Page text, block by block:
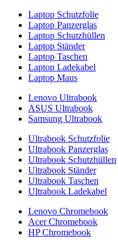
Laptop Schutzfolie
Laptop Panzerglas
Laptop Schutzhüllen
Laptop Ständer
Laptop Taschen
Laptop Ladekabel
Laptop Maus
Lenovo Ultrabook
ASUS Ultrabook
Samsung Ultrabook
Ultrabook Schutzfolie
Ultrabook Panzerglas
Ultrabook Schutzhüllen
Ultrabook Ständer
Ultrabook Taschen
Ultrabook Ladekabel
Lenovo Chromebook
Acer Chromebook
HP Chromebook